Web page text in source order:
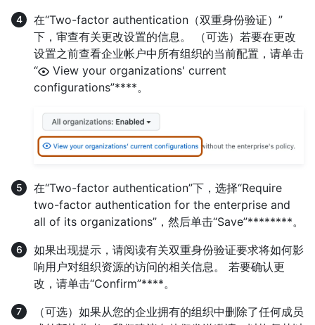
在“Two-factor authentication（双重身份验证）”
下，审查有关更改设置的信息。 （可选）若要在更改
设置之前查看企业帐户中所有组织的当前配置，请单击
“
View your organizations' current
configurations”****。
在“Two-factor authentication”下，选择“Require
two-factor authentication for the enterprise and
all of its organizations”，然后单击“Save”********。
如果出现提示，请阅读有关双重身份验证要求将如何影
响用户对组织资源的访问的相关信息。 若要确认更
改，请单击“Confirm”****。
（可选）如果从您的企业拥有的组织中删除了任何成员